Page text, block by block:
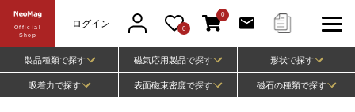
Official
Shop
ログイン 0
0
製品種類で探す 磁気応用製品で探す
形状で探す
吸着力で探す
表面磁束密度で探す 磁石の種類で探す